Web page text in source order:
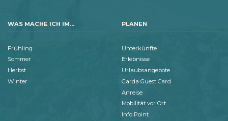
WAS MACHE ICH IM...
Frühling
Sommer
Herbst
Winter
PLANEN
Unterkünfte
Erlebnisse
Urlaubsangebote
Garda Guest Card
Anreise
Mobilität vor Ort
Info Point